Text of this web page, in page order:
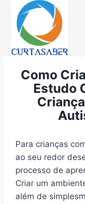
para
Conteúdo
Como
Estudo
Para crianças
ao seu redor
processo de
Criar um
além de